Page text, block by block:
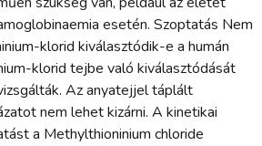
esetén. Szoptatás Nem
klorid kiválasztódik-e a humán
klorid tejbe való kiválasztódását
Az anyatejjel táplált
nem lehet kizárni. A kinetikai
a Methylthioninium chloride